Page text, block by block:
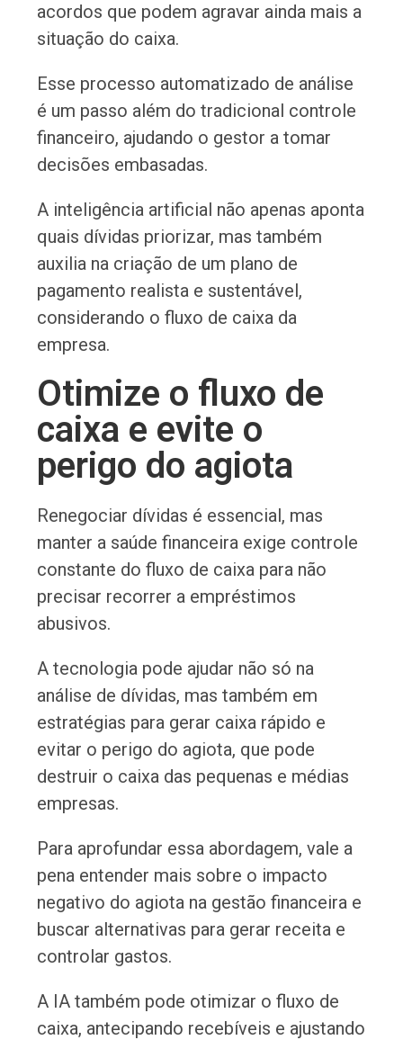
acordos que podem agravar ainda mais a
situação do caixa.
Esse processo automatizado de análise
é um passo além do tradicional controle
financeiro, ajudando o gestor a tomar
decisões embasadas.
A inteligência artificial não apenas aponta
quais dívidas priorizar, mas também
auxilia na criação de um plano de
pagamento realista e sustentável,
considerando o fluxo de caixa da
empresa.
Otimize o fluxo de
caixa e evite o
perigo do agiota
Renegociar dívidas é essencial, mas
manter a saúde financeira exige controle
constante do fluxo de caixa para não
precisar recorrer a empréstimos
abusivos.
A tecnologia pode ajudar não só na
análise de dívidas, mas também em
estratégias para gerar caixa rápido e
evitar o perigo do agiota, que pode
destruir o caixa das pequenas e médias
empresas.
Para aprofundar essa abordagem, vale a
pena entender mais sobre o impacto
negativo do agiota na gestão financeira e
buscar alternativas para gerar receita e
controlar gastos.
A IA também pode otimizar o fluxo de
caixa, antecipando recebíveis e ajustando